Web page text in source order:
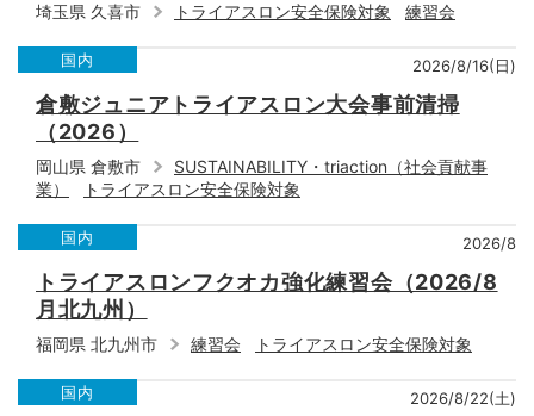
埼玉県 久喜市 トライアスロン安全保険対象 練習会
国内 2026/8/16(日)
倉敷ジュニアトライアスロン大会事前清掃
（2026）
岡山県 倉敷市
SUSTAINABILITY・triaction（社会貢献事
業）
トライアスロン安全保険対象
国内 2026/8
トライアスロンフクオカ強化練習会（2026/8
月北九州）
福岡県 北九州市 練習会 トライアスロン安全保険対象
国内 2026/8/22(土)